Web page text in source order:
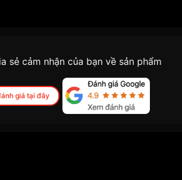
sẻ cảm nhận của bạn về sản phẩm
giá tại đây